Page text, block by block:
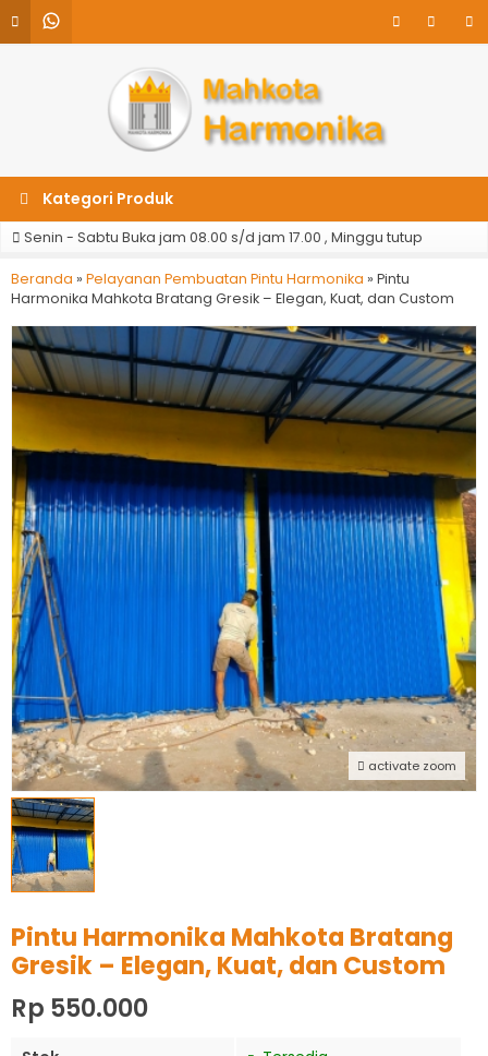
Kategori Produk
Senin - Sabtu Buka jam 08.00 s/d jam 17.00 , Minggu tutup
Beranda » Pelayanan Pembuatan Pintu Harmonika » Pintu
Harmonika Mahkota Bratang Gresik – Elegan, Kuat, dan Custom
activate zoom
Pintu Harmonika Mahkota Bratang
Gresik – Elegan, Kuat, dan Custom
Rp 550.000